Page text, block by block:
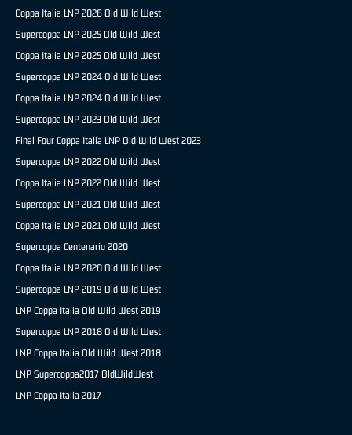
Coppa Italia LNP 2026 Old Wild West
Supercoppa LNP 2025 Old Wild West
Coppa Italia LNP 2025 Old Wild West
Supercoppa LNP 2024 Old Wild West
Coppa Italia LNP 2024 Old Wild West
Supercoppa LNP 2023 Old Wild West
Final Four Coppa Italia LNP Old Wild West 2023
Supercoppa LNP 2022 Old Wild West
Coppa Italia LNP 2022 Old Wild West
Supercoppa LNP 2021 Old Wild West
Coppa Italia LNP 2021 Old Wild West
Supercoppa Centenario 2020
Coppa Italia LNP 2020 Old Wild West
Supercoppa LNP 2019 Old Wild West
LNP Coppa Italia Old Wild West 2019
Supercoppa LNP 2018 Old Wild West
LNP Coppa Italia Old Wild West 2018
LNP Supercoppa2017 OldWildWest
LNP Coppa Italia 2017